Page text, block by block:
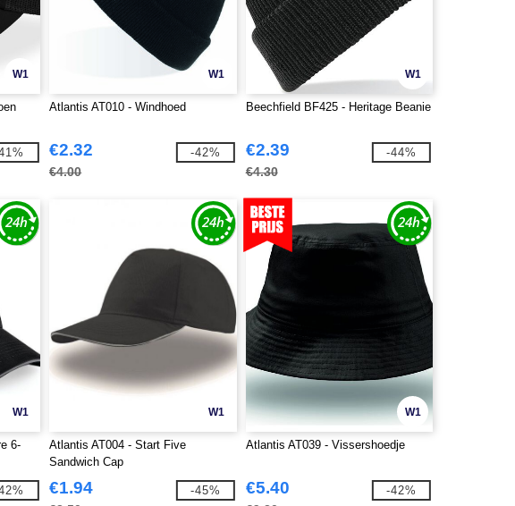
W1 W1
Atlantis AT010 - Windhoed
€2.32
€4.00
-42%
W1
Beechfield BF425 - Heritage Beanie
€2.39
€4.30
-44%
W1
6-
W1
Atlantis AT004 - Start Five
Sandwich Cap
€1.94 -45%
W1
Atlantis AT039 - Vissershoedje
€5.40 -42%